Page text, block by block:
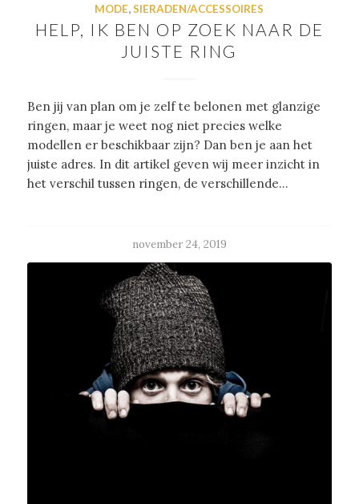
MODE,SIERADEN/ACCESSOIRES
HELP, IK BEN OP ZOEK NAAR DE
JUISTE RING
Ben jij van plan om je zelf te belonen met glanzige
ringen, maar je weet nog niet precies welke
modellen er beschikbaar zijn? Dan ben je aan het
juiste adres. In dit artikel geven wij meer inzicht in
het verschil tussen ringen, de verschillende…
november 24, 2019